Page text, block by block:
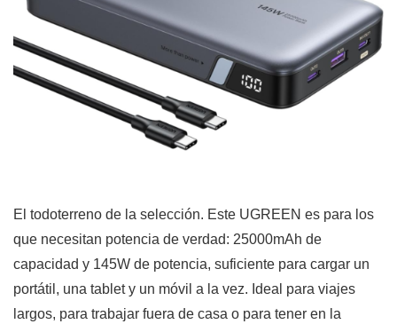
El todoterreno de la selección. Este UGREEN es para los
que necesitan potencia de verdad: 25000mAh de
capacidad y 145W de potencia, suficiente para cargar un
portátil, una tablet y un móvil a la vez. Ideal para viajes
largos, para trabajar fuera de casa o para tener en la